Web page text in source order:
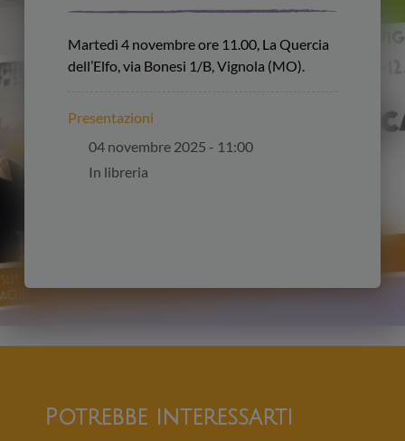
Martedì 4 novembre ore 11.00, La Quercia
dell’Elfo, via Bonesi 1/B, Vignola (MO).
Presentazioni
04 novembre 2025 - 11:00
In libreria
Potrebbe interessarti